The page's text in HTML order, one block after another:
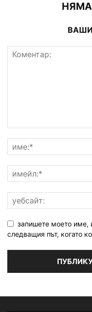
запишете моето име,
следващия път, когато